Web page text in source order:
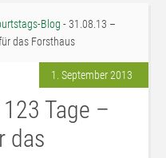
Blog - 31.08.13 –
das Forsthaus
1. September 2013
Tage –
das